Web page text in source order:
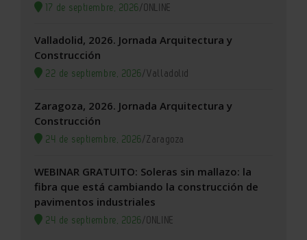
17 de septiembre, 2026/ONLINE
Valladolid, 2026. Jornada Arquitectura y
Construcción
22 de septiembre, 2026/Valladolid
Zaragoza, 2026. Jornada Arquitectura y
Construcción
24 de septiembre, 2026/Zaragoza
WEBINAR GRATUITO: Soleras sin mallazo: la
fibra que está cambiando la construcción de
pavimentos industriales
24 de septiembre, 2026/ONLINE